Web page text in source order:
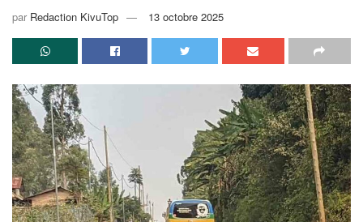
par Redaction KivuTop 13 octobre 2025